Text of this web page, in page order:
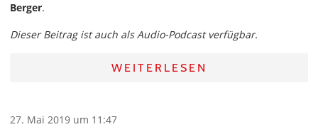
Berger.
Dieser Beitrag ist auch als Audio-Podcast verfügbar.
WEITERLESEN
27. Mai 2019 um 11:47